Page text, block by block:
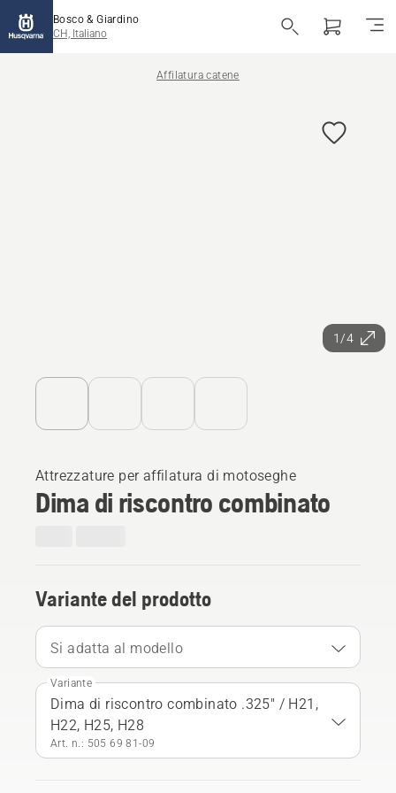
Bosco & Giardino
CH, Italiano
Affilatura catene
1/4
Attrezzature per affilatura di motoseghe
Dima di riscontro combinato
Variante del prodotto
Si adatta al modello
Variante
Dima di riscontro combinato .325" / H21,
H22, H25, H28
Art. n.: 505 69 81‑09